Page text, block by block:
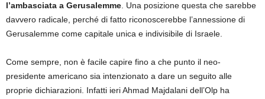
l’ambasciata a Gerusalemme . Una posizione questa che sarebbe
davvero radicale, perché di fatto riconoscerebbe l’annessione di
Gerusalemme come capitale unica e indivisibile di Israele.
Come sempre, non è facile capire fino a che punto il neo-
presidente americano sia intenzionato a dare un seguito alle
proprie dichiarazioni. Infatti ieri Ahmad Majdalani dell’Olp ha